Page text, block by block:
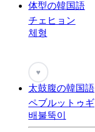
体型の韓国語
チェヒョン
체형
♥
太鼓腹の韓国語
ペブルットゥギ
배불뚝이